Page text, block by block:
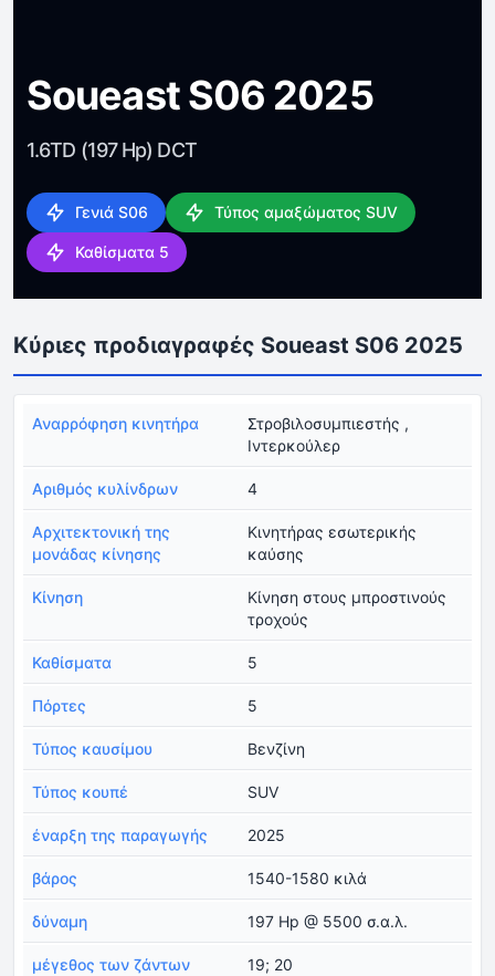
Soueast S06 2025
1.6TD (197 Hp) DCT
Γενιά S06 Τύπος αμαξώματος SUV
Καθίσματα 5
Κύριες προδιαγραφές Soueast S06 2025
Αναρρόφηση κινητήρα
Στροβιλοσυμπιεστής ,
Ιντερκούλερ
Αριθμός κυλίνδρων 4
Αρχιτεκτονική της
μονάδας κίνησης
Κινητήρας εσωτερικής
καύσης
Κίνηση
Κίνηση στους μπροστινούς
τροχούς
Καθίσματα 5
Πόρτες 5
Τύπος καυσίμου Βενζίνη
Τύπος κουπέ SUV
έναρξη της παραγωγής 2025
βάρος 1540-1580 κιλά
δύναμη 197 Hp @ 5500 σ.α.λ.
μέγεθος των ζάντων 19; 20